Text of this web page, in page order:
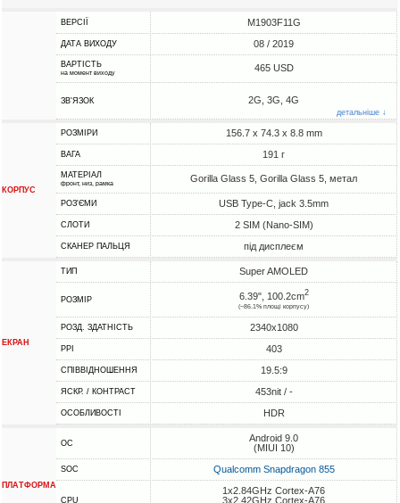
ВЕРСІЇ M1903F11G
ДАТА ВИХОДУ 08 / 2019
ВАРТІСТЬ
на момент виходу 465 USD
ЗВ'ЯЗОК 2G, 3G, 4G
детальніше ↓
КОРПУС
РОЗМІРИ 156.7 x 74.3 x 8.8 mm
ВАГА 191 г
МАТЕРІАЛ
фронт, низ, рамка Gorilla Glass 5, Gorilla Glass 5, метал
РОЗ'ЄМИ USB Type-C, jack 3.5mm
СЛОТИ 2 SIM (Nano-SIM)
СКАНЕР ПАЛЬЦЯ під дисплеєм
ЕКРАН
ТИП Super AMOLED
РОЗМІР 6.39", 100.2cm2
(~86.1% площі корпусу)
РОЗД. ЗДАТНІСТЬ 2340x1080
PPI 403
СПІВВІДНОШЕННЯ 19.5:9
ЯСКР. / КОНТРАСТ 453nit / -
ОСОБЛИВОСТІ HDR
ПЛАТФОРМА
ОС
Android 9.0
(MIUI 10)
SOC Qualcomm Snapdragon 855
CPU
1x2.84GHz Cortex-A76
3x2.42GHz Cortex-A76